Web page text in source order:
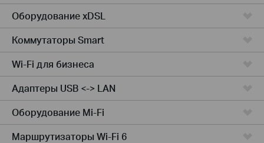
Оборудование xDSL
Коммутаторы Smart
Wi-Fi для бизнеса
Адаптеры USB <-> LAN
Оборудование Mi-Fi
Маршрутизаторы Wi-Fi 6